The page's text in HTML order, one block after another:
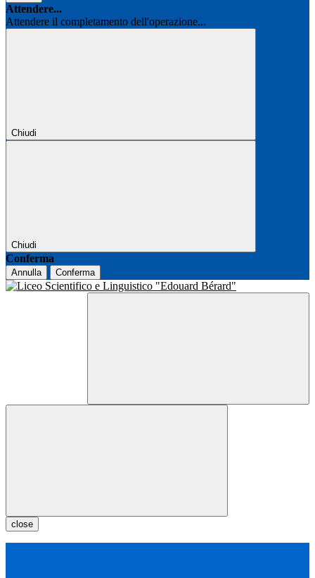
Attendere...
Attendere il completamento dell'operazione...
Chiudi
Chiudi
Conferma
Annulla Conferma
close